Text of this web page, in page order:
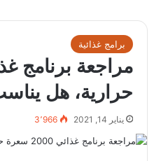
برامج غذائية
حرارية، هل
يناير 14, 2021 3٬966